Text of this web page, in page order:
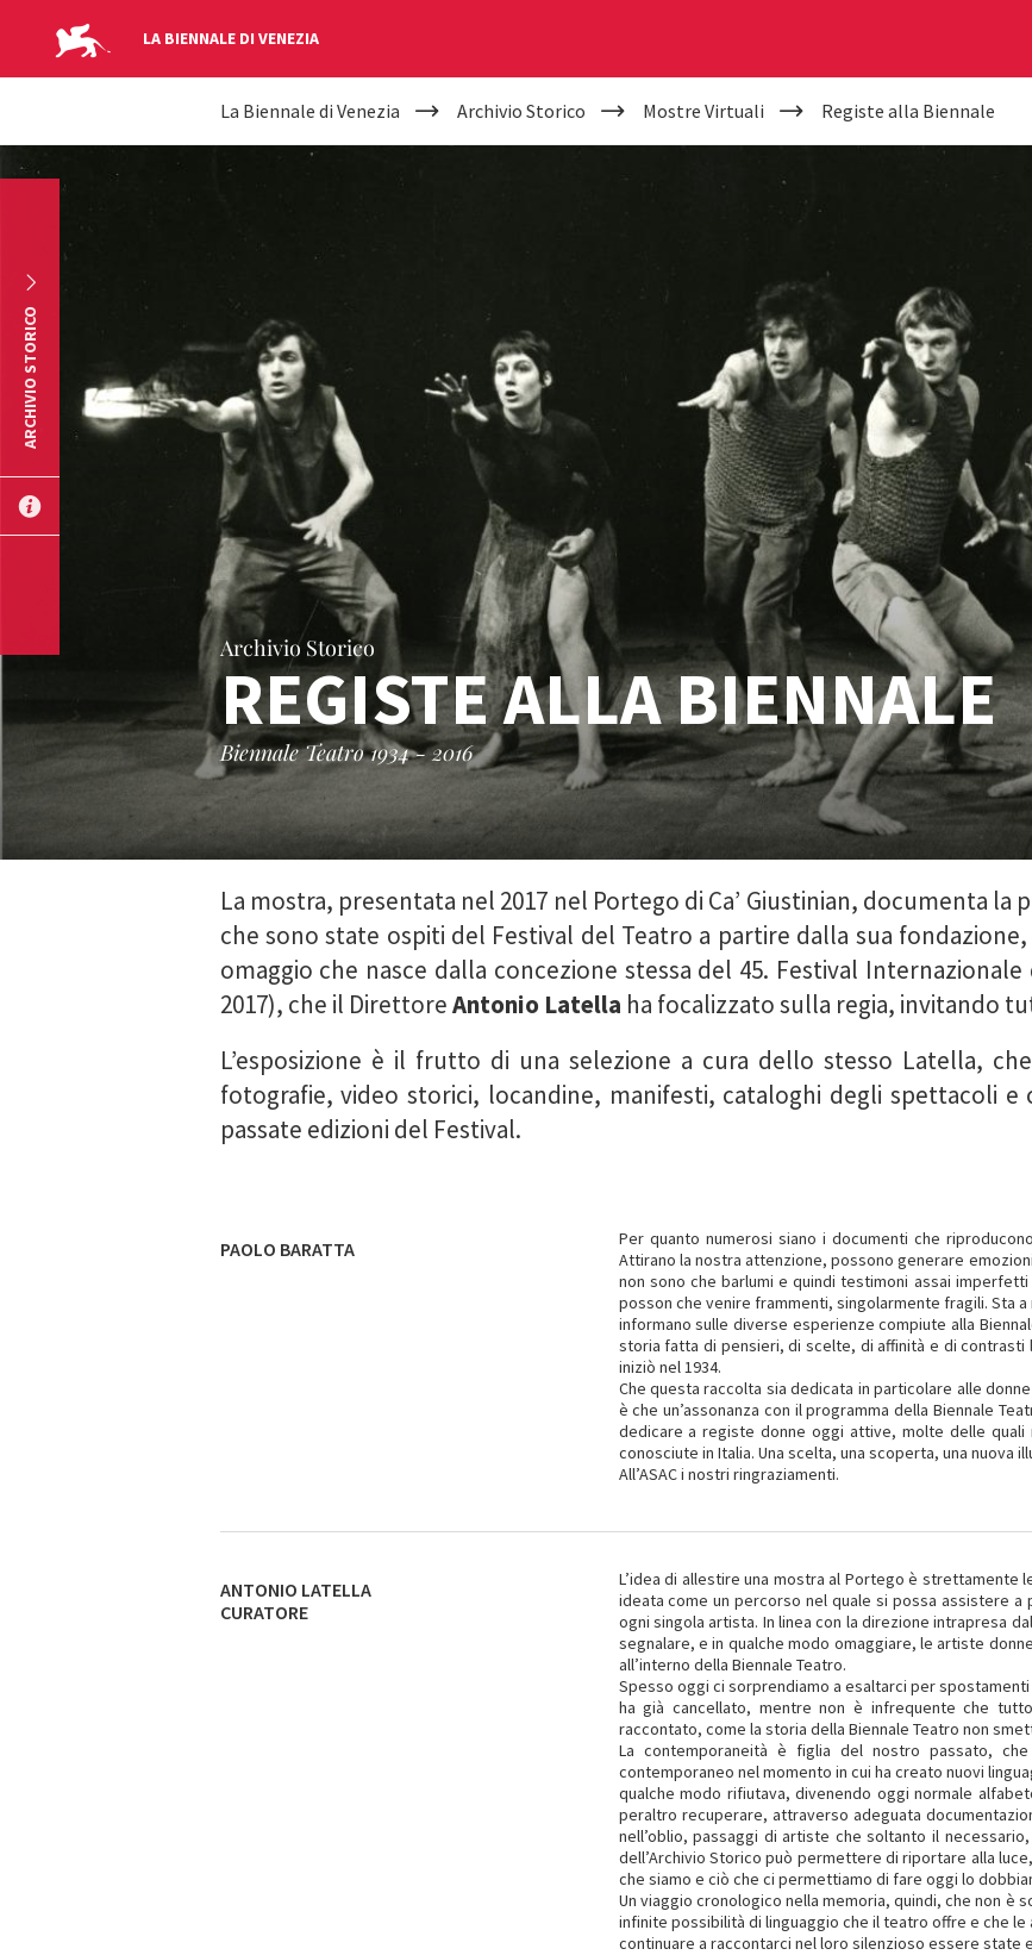
LA BIENNALE DI VENEZIA
YOUR
ARE
HERE
La Biennale di Venezia Archivio Storico Mostre Virtuali Registe alla Biennale
Archivio Storico
REGISTE ALLA BIENNALE
Biennale Teatro 1934 - 2016
La mostra, presentata nel 2017 nel Portego di Ca’ Giustinian, documenta
che sono state ospiti del Festival del Teatro a partire dalla sua
omaggio che nasce dalla concezione stessa del 45. Festival
2017), che il DirettoreAntonio Latella ha focalizzato sulla regia, invitando
L’esposizione è il frutto di una selezione a cura dello stesso Latella,
fotografie, video storici, locandine, manifesti, cataloghi degli spettacoli
passate edizioni del Festival.
PAOLO BARATTA
Per quanto numerosi siano i documenti che
Attirano la nostra attenzione, possono generare
non sono che barlumi e quindi testimoni assai
posson che venire frammenti, singolarmente fragili. Sta
informano sulle diverse esperienze compiute alla
storia fatta di pensieri, di scelte, di affinità e di contrasti
iniziò nel 1934.
Che questa raccolta sia dedicata in particolare alle
è che un’assonanza con il programma della Biennale
dedicare a registe donne oggi attive, molte delle
conosciute in Italia. Una scelta, una scoperta, una nuova
All’ASAC i nostri ringraziamenti.
ANTONIO LATELLA
CURATORE
L’idea di allestire una mostra al Portego è strettamente
ideata come un percorso nel quale si possa assistere
ogni singola artista. In linea con la direzione intrapresa
segnalare, e in qualche modo omaggiare, le artiste
all’interno della Biennale Teatro.
Spesso oggi ci sorprendiamo a esaltarci per
ha già cancellato, mentre non è infrequente che
raccontato, come la storia della Biennale Teatro non
La contemporaneità è figlia del nostro passato,
contemporaneo nel momento in cui ha creato nuovi
qualche modo rifiutava, divenendo oggi normale
peraltro recuperare, attraverso adeguata
nell’oblio, passaggi di artiste che soltanto il
dell’Archivio Storico può permettere di riportare alla
che siamo e ciò che ci permettiamo di fare oggi lo
Un viaggio cronologico nella memoria, quindi, che non è
infinite possibilità di linguaggio che il teatro offre e che
continuare a raccontarci nel loro silenzioso essere state
ARCHIVIO STORICO